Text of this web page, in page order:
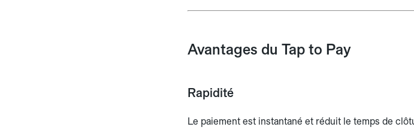
Avantages du Tap to Pay
Rapidité
Le paiement est instantané et réduit le temps de